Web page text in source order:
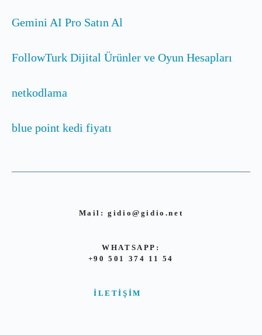
Gemini AI Pro Satın Al
FollowTurk Dijital Ürünler ve Oyun Hesapları
netkodlama
blue point kedi fiyatı
Mail: gidio@gidio.net
WHATSAPP:
+90 501 374 11 54
İLETIŞIM